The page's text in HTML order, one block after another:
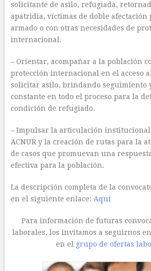
solicitante de asilo, refugiada,
apatridia, víctimas de doble afectación
armado o con otras necesidades de
internacional.
– Orientar, acompañar a la población
protección internacional en el acceso
solicitar asilo, brindando seguimiento
constante en todo el proceso para la
condición de refugiado.
– Impulsar la articulación institucional
ACNUR y la creación de rutas para la
de casos que promuevan una
efectiva para la población.
La descripción completa de la
en el siguiente enlace: Aquí
Para información de futuras
laborales, los invitamos a seguirnos
en el grupo de ofertas